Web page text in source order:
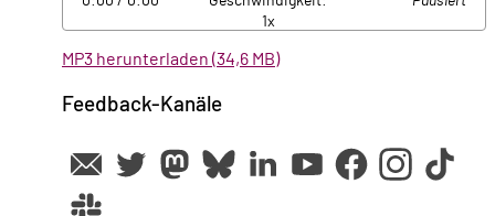
1x
MP3 herunterladen (34,6 MB)
Feedback-Kanäle